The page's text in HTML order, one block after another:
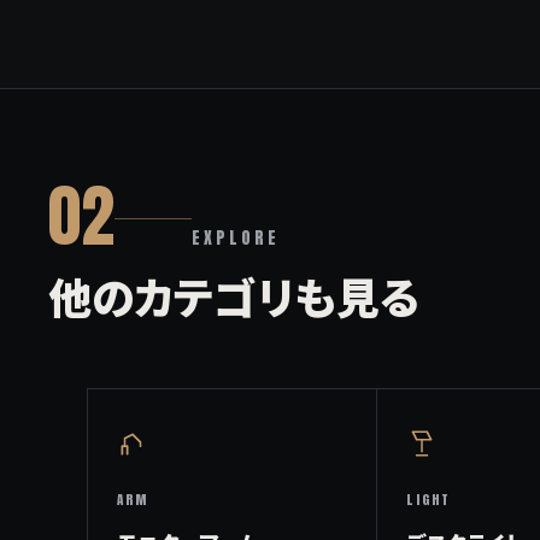
02 EXPLORE
他のカテゴリも見る
ARM LIGHT